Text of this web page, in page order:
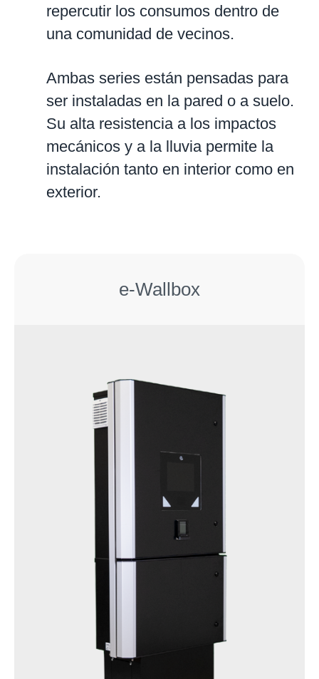
repercutir los consumos dentro de
una comunidad de vecinos.
Ambas series están pensadas para
ser instaladas en la pared o a suelo.
Su alta resistencia a los impactos
mecánicos y a la lluvia permite la
instalación tanto en interior como en
exterior.
e-Wallbox